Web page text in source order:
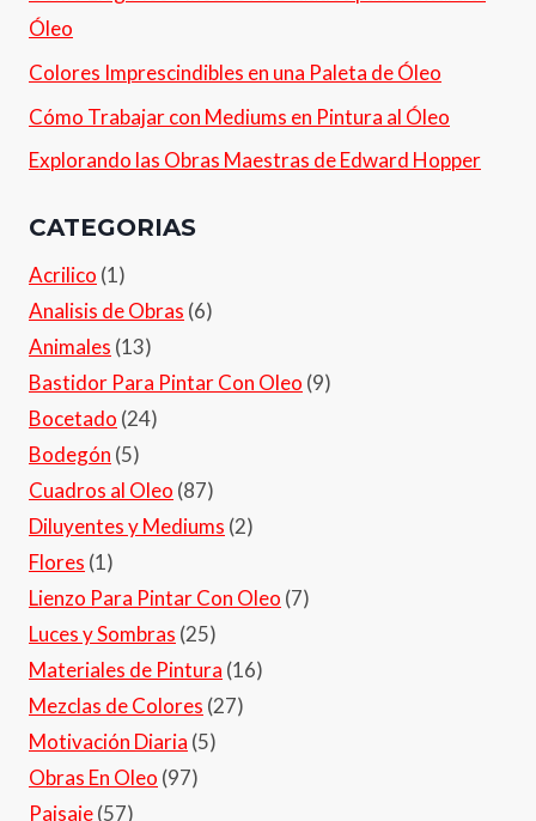
Óleo
Colores Imprescindibles en una Paleta de Óleo
Cómo Trabajar con Mediums en Pintura al Óleo
Explorando las Obras Maestras de Edward Hopper
CATEGORIAS
Acrilico (1)
Analisis de Obras (6)
Animales (13)
Bastidor Para Pintar Con Oleo (9)
Bocetado (24)
Bodegón (5)
Cuadros al Oleo (87)
Diluyentes y Mediums (2)
Flores (1)
Lienzo Para Pintar Con Oleo (7)
Luces y Sombras (25)
Materiales de Pintura (16)
Mezclas de Colores (27)
Motivación Diaria (5)
Obras En Oleo (97)
Paisaje(57)